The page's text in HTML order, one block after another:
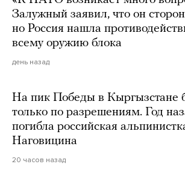
Залужный заявил, что он
но Россия нашла
всему оружию блока
день назад
На пик Победы в Кыргызстане
только по разрешениям. Год
погибла российская
Наговицина
20 часов назад